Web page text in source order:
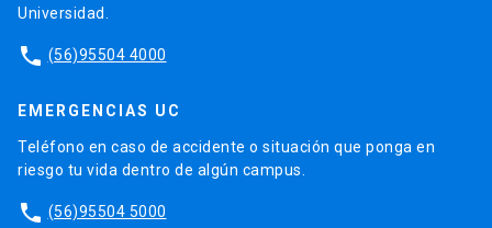
Universidad.
phone (56)95504 4000
EMERGENCIAS UC
Teléfono en caso de accidente o situación que ponga en
riesgo tu vida dentro de algún campus.
phone (56)95504 5000